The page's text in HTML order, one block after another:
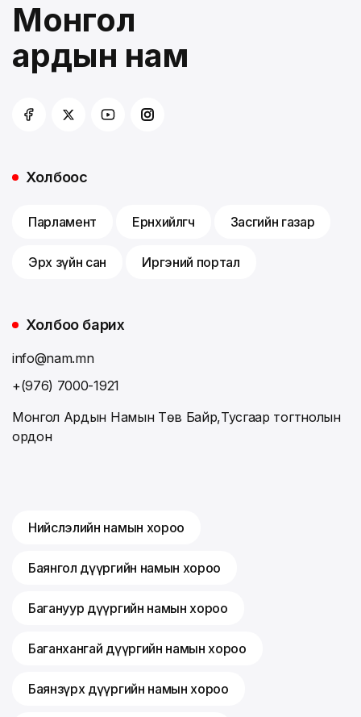
Монгол
ардын нам
Холбоос
Парламент Ерөнхийлөгч Засгийн газар
Эрх зүйн сан Иргэний портал
Холбоо барих
info@nam.mn
+(976) 7000-1921
Монгол Ардын Намын Төв Байр,Тусгаар тогтнолын
ордон
Нийслэлийн намын хороо
Баянгол дүүргийн намын хороо
Багануур дүүргийн намын хороо
Баганхангай дүүргийн намын хороо
Баянзүрх дүүргийн намын хороо